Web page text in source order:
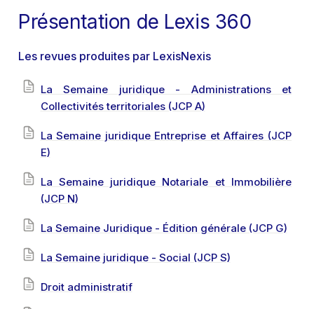
Présentation de Lexis 360
Les revues produites par LexisNexis
La Semaine juridique - Administrations et
Collectivités territoriales (JCP A)
La Semaine juridique Entreprise et Affaires (JCP
E)
La Semaine juridique Notariale et Immobilière
(JCP N)
La Semaine Juridique - Édition générale (JCP G)
La Semaine juridique - Social (JCP S)
Droit administratif